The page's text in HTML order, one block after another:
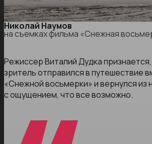
Николай Наумов
на съемках фильма «Снежная
Режиссер Виталий Дудка
зритель отправился в путешествие
«Снежной восьмерки» и вернулся из
с ощущением, что все возможно.